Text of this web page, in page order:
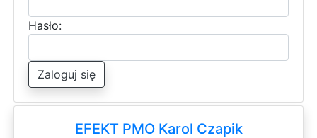
Hasło:
Zaloguj się
EFEKT PMO Karol Czapik